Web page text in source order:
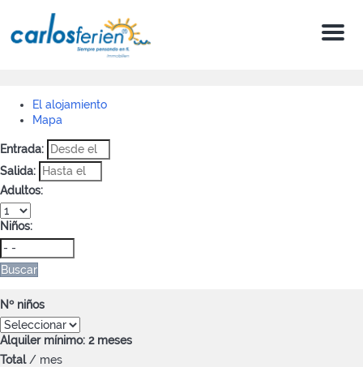
Menu
El alojamiento
Mapa
Entrada:
Salida:
Adultos:
Niños:
Buscar
Nº niños
Alquiler mínimo: 2 meses
Total / mes